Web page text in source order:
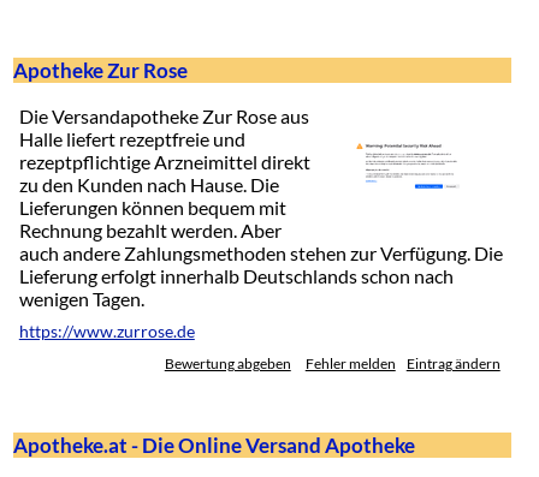
Apotheke Zur Rose
Die Versandapotheke Zur Rose aus
Halle liefert rezeptfreie und
rezeptpflichtige Arzneimittel direkt
zu den Kunden nach Hause. Die
Lieferungen können bequem mit
Rechnung bezahlt werden. Aber
auch andere Zahlungsmethoden stehen zur Verfügung. Die
Lieferung erfolgt innerhalb Deutschlands schon nach
wenigen Tagen.
https://www.zurrose.de
Bewertung abgeben Fehler melden Eintrag ändern
Apotheke.at - Die Online Versand Apotheke